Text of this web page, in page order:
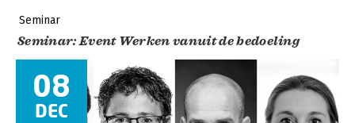
08
DEC
Seminar
Seminar: Event Werken vanuit de bedoeling